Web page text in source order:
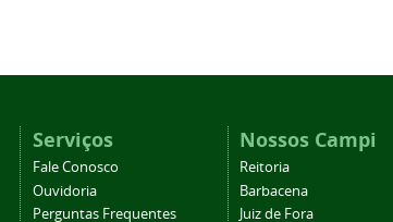
Serviços
Fale Conosco
Ouvidoria
Perguntas Frequentes
Nossos Campi
Reitoria
Barbacena
Juiz de Fora